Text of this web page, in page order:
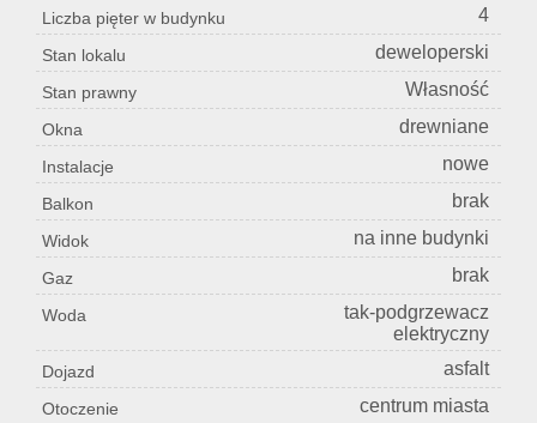
Liczba pięter w budynku 4
Stan lokalu deweloperski
Stan prawny Własność
Okna drewniane
Instalacje nowe
Balkon brak
Widok na inne budynki
Gaz brak
Woda
tak-podgrzewacz
elektryczny
Dojazd asfalt
Otoczenie centrum miasta